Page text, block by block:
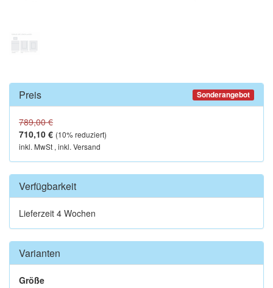
Preis Sonderangebot
789,00 €
710,10 € (10% reduziert)
inkl. MwSt , inkl. Versand
Verfügbarkeit
Lieferzeit 4 Wochen
Varianten
Größe